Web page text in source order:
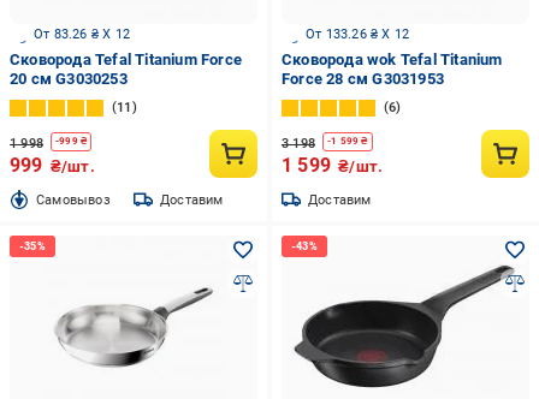
От 83.26 ₴ X 12
Сковорода Tefal Titanium Force
20 см G3030253
11
1 998 -999₴
999 ₴/шт.
Cамовывоз Доставим
От 133.26 ₴ X 12
Сковорода wok Tefal Titanium
Force 28 см G3031953
6
3 198 -1 599 ₴
1 599 ₴/шт.
Доставим